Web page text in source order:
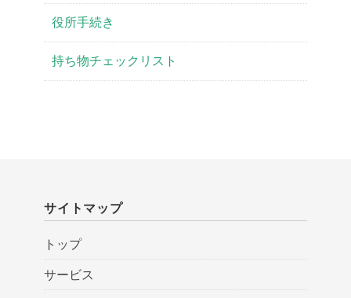
役所手続き
持ち物チェックリスト
サイトマップ
トップ
サービス